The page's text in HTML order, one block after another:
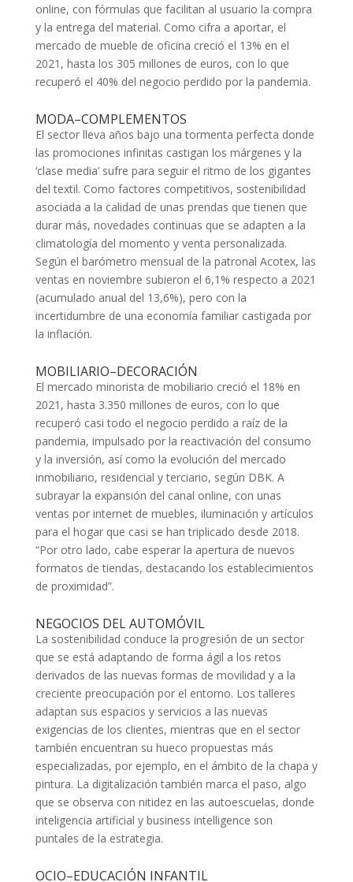
online, con fórmulas que facilitan al usuario la compra
y la entrega del material. Como cifra a aportar, el
mercado de mueble de oficina creció el 13% en el
2021, hasta los 305 millones de euros, con lo que
recuperó el 40% del negocio perdido por la pandemia.
MODA–COMPLEMENTOS
El sector lleva años bajo una tormenta perfecta donde
las promociones infinitas castigan los márgenes y la
‘clase media’ sufre para seguir el ritmo de los gigantes
del textil. Como factores competitivos, sostenibilidad
asociada a la calidad de unas prendas que tienen que
durar más, novedades continuas que se adapten a la
climatología del momento y venta personalizada.
Según el barómetro mensual de la patronal Acotex, las
ventas en noviembre subieron el 6,1% respecto a 2021
(acumulado anual del 13,6%), pero con la
incertidumbre de una economía familiar castigada por
la inflación.
MOBILIARIO–DECORACIÓN
El mercado minorista de mobiliario creció el 18% en
2021, hasta 3.350 millones de euros, con lo que
recuperó casi todo el negocio perdido a raíz de la
pandemia, impulsado por la reactivación del consumo
y la inversión, así como la evolución del mercado
inmobiliario, residencial y terciario, según DBK. A
subrayar la expansión del canal online, con unas
ventas por internet de muebles, iluminación y artículos
para el hogar que casi se han triplicado desde 2018.
“Por otro lado, cabe esperar la apertura de nuevos
formatos de tiendas, destacando los establecimientos
de proximidad”.
NEGOCIOS DEL AUTOMÓVIL
La sostenibilidad conduce la progresión de un sector
que se está adaptando de forma ágil a los retos
derivados de las nuevas formas de movilidad y a la
creciente preocupación por el entorno. Los talleres
adaptan sus espacios y servicios a las nuevas
exigencias de los clientes, mientras que en el sector
también encuentran su hueco propuestas más
especializadas, por ejemplo, en el ámbito de la chapa y
pintura. La digitalización también marca el paso, algo
que se observa con nitidez en las autoescuelas, donde
inteligencia artificial y business intelligence son
puntales de la estrategia.
OCIO–EDUCACIÓN INFANTIL